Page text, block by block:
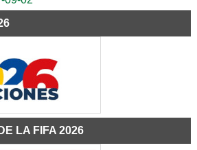
LA FIFA 2026